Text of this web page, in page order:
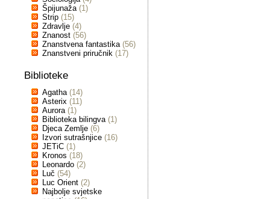
Špijunaža (1)
Strip (15)
Zdravlje (4)
Znanost (56)
Znanstvena fantastika (56)
Znanstveni priručnik (17)
Biblioteke
Agatha (14)
Asterix (11)
Aurora (1)
Biblioteka bilingva (1)
Djeca Zemlje (6)
Izvori sutrašnjice (16)
JETiC (1)
Kronos (18)
Leonardo (2)
Luč (54)
Luc Orient (2)
Najbolje svjetske